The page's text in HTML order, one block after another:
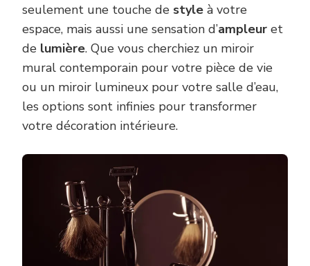
seulement une touche de style à votre
espace, mais aussi une sensation d’ampleur et
de lumière. Que vous cherchiez un miroir
mural contemporain pour votre pièce de vie
ou un miroir lumineux pour votre salle d’eau,
les options sont infinies pour transformer
votre décoration intérieure.